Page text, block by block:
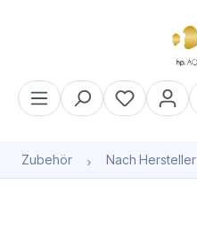
Zubehör Nach Hersteller